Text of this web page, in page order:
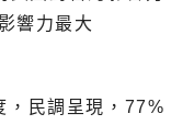
響力最大
，民調呈現，77%